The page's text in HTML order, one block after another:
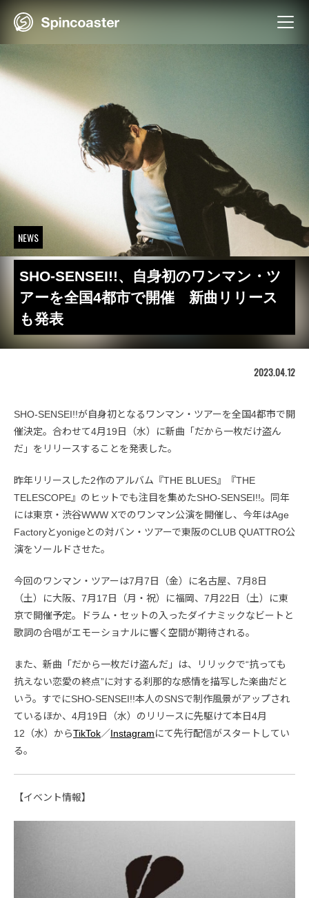
NEWS
SHO-SENSEI!!、自身初のワンマン・ツ
アーを全国4都市で開催 新曲リリース
も発表
2023.04.12
SHO-SENSEI!!が自身初となるワンマン・ツアーを全国4都市で開
催決定。合わせて4月19日（水）に新曲「だから一枚だけ盗ん
だ」をリリースすることを発表した。
昨年リリースした2作のアルバム『THE BLUES』『THE
TELESCOPE』のヒットでも注目を集めたSHO-SENSEI!!。同年
には東京・渋谷WWW Xでのワンマン公演を開催し、今年はAge
Factoryとyonigeとの対バン・ツアーで東阪のCLUB QUATTRO公
演をソールドさせた。
今回のワンマン・ツアーは7月7日（金）に名古屋、7月8日
（土）に大阪、7月17日（月・祝）に福岡、7月22日（土）に東
京で開催予定。ドラム・セットの入ったダイナミックなビートと
歌詞の合唱がエモーショナルに響く空間が期待される。
また、新曲「だから一枚だけ盗んだ」は、リリックで“抗っても
抗えない恋愛の終点”に対する刹那的な感情を描写した楽曲だと
いう。すでにSHO-SENSEI!!本人のSNSで制作風景がアップされ
ているほか、4月19日（水）のリリースに先駆けて本日4月
12（水）からTikTok／Instagramにて先行配信がスタートしてい
る。
【イベント情報】